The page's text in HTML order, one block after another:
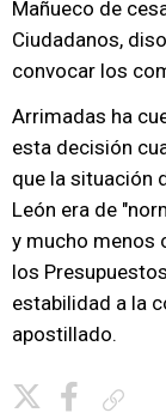
Mañueco de
Ciudadanos,
convocar los
Arrimadas ha
esta decisión
que la situación
León era de
y mucho menos
los
estabilidad a la
apostillado.